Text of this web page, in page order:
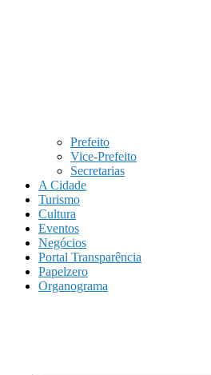
Prefeito
Vice-Prefeito
Secretarias
A Cidade
Turismo
Cultura
Eventos
Negócios
Portal Transparência
Papelzero
Organograma